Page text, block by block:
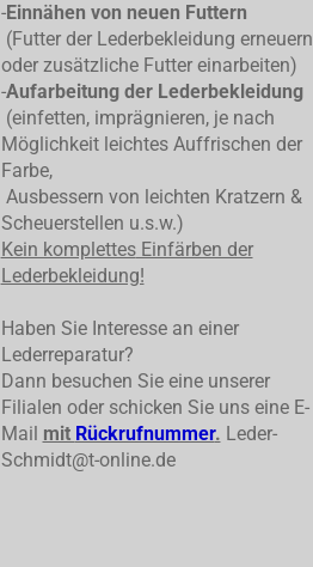
-Einnähen von neuen Futtern
(Futter der Lederbekleidung erneuern
oder zusätzliche Futter einarbeiten)
-Aufarbeitung der Lederbekleidung
(einfetten, imprägnieren, je nach
Möglichkeit leichtes Auffrischen der
Farbe,
Ausbessern von leichten Kratzern &
Scheuerstellen u.s.w.)
Kein komplettesEinfärben der
Lederbekleidung!
Haben Sie Interesse an einer
Lederreparatur?
Dann besuchen Sie eine unserer
Filialen oder schicken Sie uns eine E-
Mail mit Rückrufnummer. Leder-
Schmidt@t-online.de